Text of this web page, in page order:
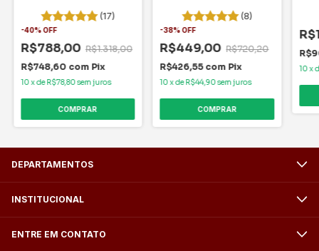
(17)
-40%OFF
R$788,00 R$1.318,00
R$748,60 com Pix
10xdeR$78,80sem juros
COMPRAR
(8)
-38%OFF
R$449,00 R$720,20
R$426,55 com Pix
10xdeR$44,90sem juros
COMPRAR
10x
DEPARTAMENTOS
INSTITUCIONAL
ENTRE EM CONTATO